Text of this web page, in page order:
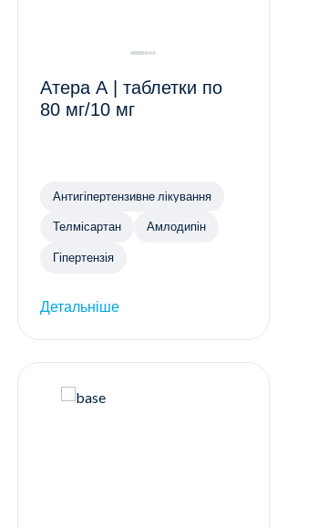
Атера А | таблетки по
80 мг/10 мг
Антигіпертензивне лікування
Телмісартан Амлодипін
Гіпертензія
Детальніше